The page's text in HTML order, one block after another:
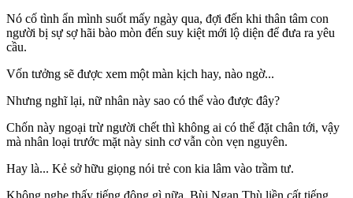
Nó cố tình ẩn mình suốt mấy ngày qua, đợi đến khi thân tâm con
người bị sự sợ hãi bào mòn đến suy kiệt mới lộ diện để đưa ra yêu
cầu.
Vốn tưởng sẽ được xem một màn kịch hay, nào ngờ...
Nhưng nghĩ lại, nữ nhân này sao có thể vào được đây?
Chốn này ngoại trừ người chết thì không ai có thể đặt chân tới, vậy
mà nhân loại trước mặt này sinh cơ vẫn còn vẹn nguyên.
Hay là... Kẻ sở hữu giọng nói trẻ con kia lâm vào trầm tư.